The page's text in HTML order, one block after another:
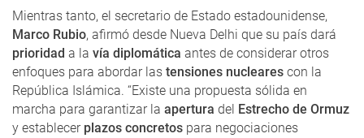
Mientras tanto, el secretario de Estado estadounidense,
Marco Rubio, afirmó desde Nueva Delhi que su país dará
prioridad a la vía diplomática antes de considerar otros
enfoques para abordar las tensiones nucleares con la
República Islámica. “Existe una propuesta sólida en
marcha para garantizar la apertura del Estrecho de Ormuz
y establecerplazos concretos para negociaciones